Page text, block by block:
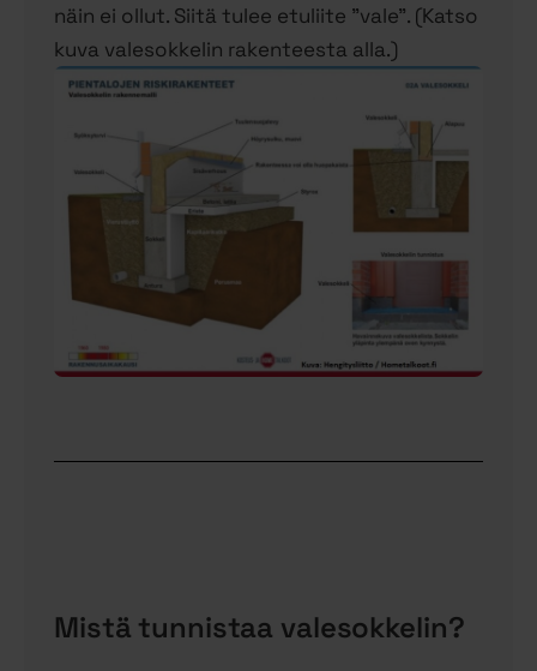
näin ei ollut. Siitä tulee etuliite ”vale”. (Katso
kuva valesokkelin rakenteesta alla.)
Mistä tunnistaa valesokkelin?